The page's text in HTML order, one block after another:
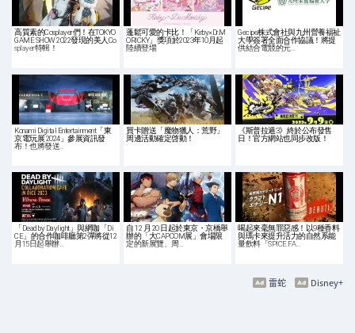
高質素的Cosplayer們！在TOKYO
GAME SHOW 2022發現的美人Co
splayer特輯！
蓬鬆可愛的卡比！「Kirby×Dr.M
ORICKY」獎項於2023年10月起
陸續登場
Gecipe株式會社與九州營養福祉
大學簽署全面合作協議！將提
供結合電競的元…
Konami Digital Entertainment「東
京電玩展 2024」參展資訊發
布！也將發送…
買卡贈送「魔物獵人：荒野」
周邊活動確定啓動！
《斯普拉遁3》終於公布發售
日！官方網站也同步改版！
「Dead by Daylight」與網咖「Di
CE」的合作咖啡廳第2彈將從12
月15日起舉辦…
自 12 月 20 日起於東京・京橋舉
辦的「大CAPCOM展」會場限
定的新展覽、周…
喝起來毫無罪惡感！以9種香料
與瑪卡來提升活力的自然系能
量飲料「SPICE FA…
Disney+
雷蛇